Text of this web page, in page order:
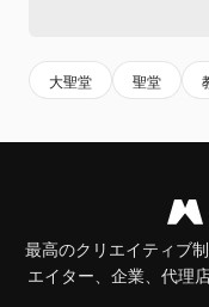
大聖堂 聖堂
最高のクリエイティブ
エイター、企業、代理